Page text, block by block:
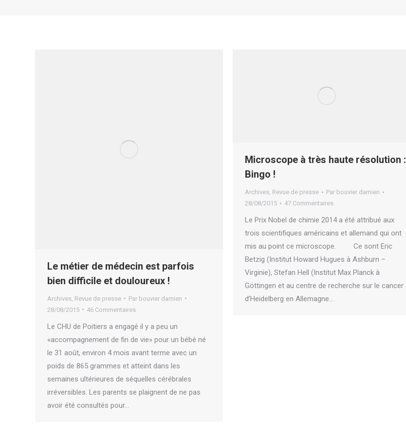
Le métier de médecin est parfois
bien difficile et douloureux !
Archives Revue de presse Par bouvier damien
28/08/2015
46 Commentaires
Le CHU de Poitiers a engagé il y a peu un
«accompagnement de fin de vie» pour un bébé né
le 31 août, environ 4 mois avant terme avec un
poids de 865 grammes et atteint dans les
semaines ultérieures de séquelles cérébrales
irréversibles. Les parents se plaignent de ne pas
avoir été consultés pour…
Microscope à très haute résolution :
Bingo !
Archives, Revue de presse Par bouvier damien
28/08/2015
47 Commentaires
Le Prix Nobel de chimie 2014 a été attribué aux
trois scientifiques américains et allemand qui ont
mis au point ce microscope. Ce sont Eric
Betzig (Institut Howard Hugues à Ashburn –
Virginie), Stefan Hell (Institut Max Planck à
Göttingen et au centre de recherche sur le cancer
d’Heidelberg en Allemagne…